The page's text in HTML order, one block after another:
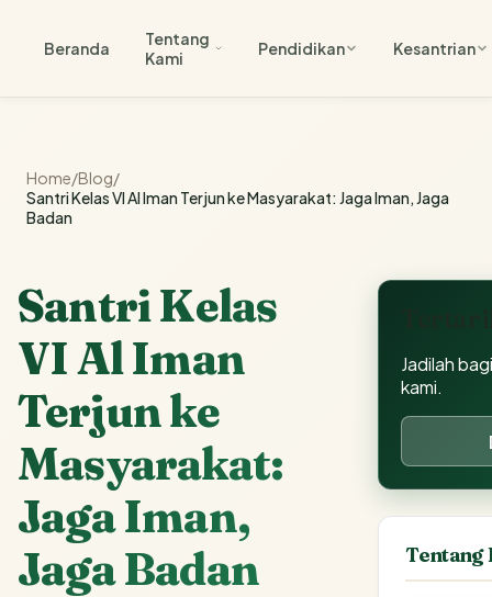
Beranda
Tentang
Kami
Pendidikan Kesantrian
Home/Blog/
Santri Kelas VI Al Iman Terjun ke Masyarakat: Jaga Iman, Jaga
Badan
Santri Kelas
VI Al Iman
Terjun ke
Masyarakat:
Jaga Iman,
Jaga Badan
Jadilah
kami.
Tentang